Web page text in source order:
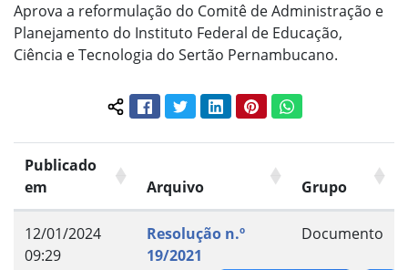
Aprova a reformulação do Comitê de Administração e
Planejamento do Instituto Federal de Educação,
Ciência e Tecnologia do Sertão Pernambucano.
Compartilhar conteúdo:
FacebookTwitterLinkedInPinterestWhatsApp
Publicado
em
Arquivo Grupo
12/01/2024
09:29
Resolução n.º
19/2021
Documento